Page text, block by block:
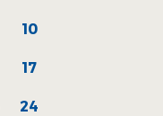
10
17
24